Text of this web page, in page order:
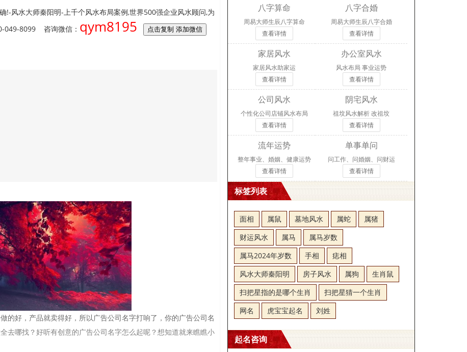
!-风水大师秦阳明-上千个风水布局案例,世界500强企业风水顾问,为
049-8099 咨询微信： qym8195 点击复制 添加微信
的好，产品就卖得好，所以广告公司名字打响了，你的广告公司名
去哪找？好听有创意的广告公司名字怎么起呢？想知道就来瞧瞧小
八字算命
周易大师生辰八字算命
查看详情
八字合婚
周易大师生辰八字合婚
查看详情
家居风水
家居风水助家运
查看详情
办公室风水
风水布局 事业运势
查看详情
公司风水
个性化公司店铺风水布局
查看详情
阴宅风水
祖坟风水解析 改祖坟
查看详情
流年运势
整年事业、婚姻、健康运势
查看详情
单事单问
问工作、问婚姻、问财运
查看详情
标签列表
面相 属鼠 墓地风水 属蛇
属猪
财运风水
属马
属马岁数
属马2024年岁数
手相
痣相
风水大师秦阳明
房子风水 属狗
生肖鼠
扫把星指的是哪个生肖
扫把星猜一个生肖
网名
虎宝宝起名 刘姓
起名咨询